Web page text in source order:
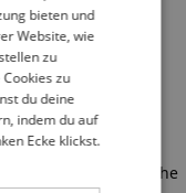
occurred
(see the
DUTCH
FRENCH
GERMAN
bieten und
Website, wie
zu
zu
du deine
indem du auf
Ecke klickst.